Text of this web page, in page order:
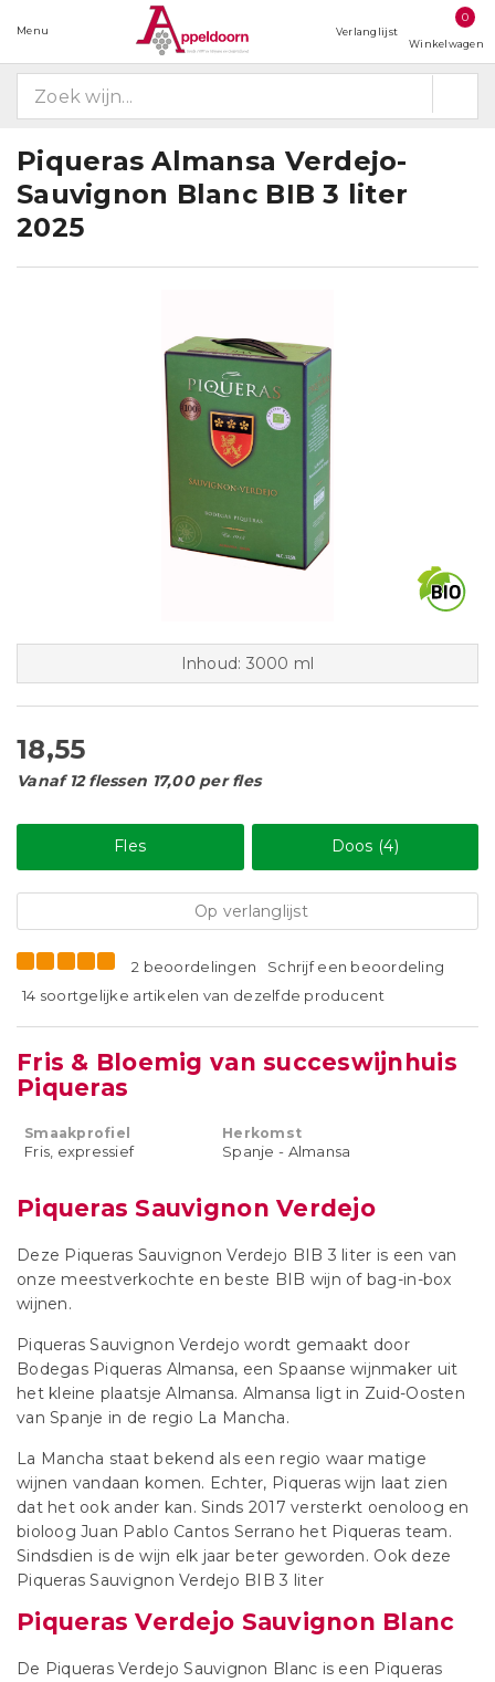
Menu Verlanglijst
0
Winkelwagen
Piqueras Almansa Verdejo-
Sauvignon Blanc BIB 3 liter
2025
Inhoud: 3000 ml
18,55
Vanaf 12 flessen 17,00 per fles
Fles Doos (4)
Op verlanglijst
2 beoordelingen
Schrijf een beoordeling
14 soortgelijke artikelen van dezelfde producent
Fris & Bloemig van succeswijnhuis
Piqueras
Smaakprofiel
Fris, expressief
Herkomst
Spanje - Almansa
Piqueras Sauvignon Verdejo
Deze Piqueras Sauvignon Verdejo BIB 3 liter is een van
onze meestverkochte en beste BIB wijn of bag-in-box
wijnen.
Piqueras Sauvignon Verdejo wordt gemaakt door
Bodegas Piqueras Almansa, een Spaanse wijnmaker uit
het kleine plaatsje Almansa. Almansa ligt in Zuid-Oosten
van Spanje in de regio La Mancha.
La Mancha staat bekend als een regio waar matige
wijnen vandaan komen. Echter, Piqueras wijn laat zien
dat het ook ander kan. Sinds 2017 versterkt oenoloog en
bioloog Juan Pablo Cantos Serrano het Piqueras team.
Sindsdien is de wijn elk jaar beter geworden. Ook deze
Piqueras Sauvignon Verdejo BIB 3 liter
Piqueras Verdejo Sauvignon Blanc
De Piqueras Verdejo Sauvignon Blanc is een Piqueras